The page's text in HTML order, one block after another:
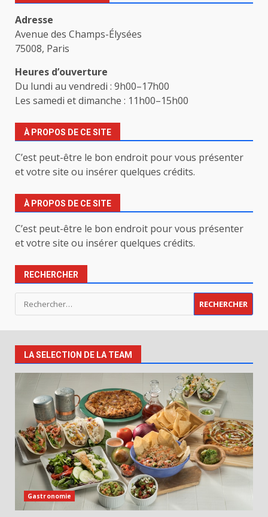
Adresse
Avenue des Champs-Élysées
75008, Paris
Heures d’ouverture
Du lundi au vendredi : 9h00–17h00
Les samedi et dimanche : 11h00–15h00
À PROPOS DE CE SITE
C’est peut-être le bon endroit pour vous présenter
et votre site ou insérer quelques crédits.
À PROPOS DE CE SITE
C’est peut-être le bon endroit pour vous présenter
et votre site ou insérer quelques crédits.
RECHERCHER
Rechercher :
LA SELECTION DE LA TEAM
Gastronomie